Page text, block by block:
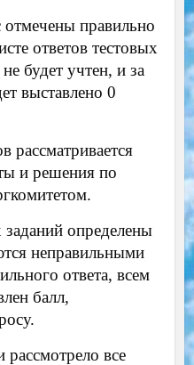
правильно
ответов тестовых
будет учтен, и за
выставлено 0
рассматривается
и решения по
определены
неправильными
ответа, всем
балл,
все